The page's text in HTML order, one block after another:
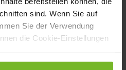
sind. Wenn Sie auf
Sie der Verwendung
die Cookie-Einstellungen
in Öl in einem
Ofen anbraten und
Gemüse